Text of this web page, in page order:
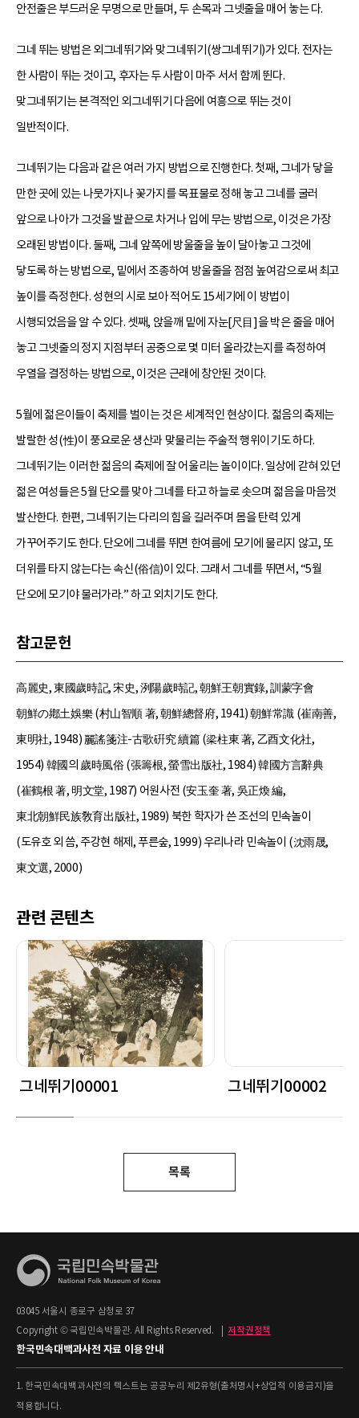
안전줄은 부드러운 무명으로 만들며, 두 손목과 그넷줄을 매어 놓는 다.
그네 뛰는 방법은 외그네뛰기와 맞그네뛰기(쌍그네뛰기)가 있다. 전자는
한 사람이 뛰는 것이고, 후자는 두 사람이 마주 서서 함께 뛴다.
맞그네뛰기는 본격적인 외그네뛰기 다음에 여흥으로 뛰는 것이
일반적이다.
그네뛰기는 다음과 같은 여러 가지 방법으로 진행한다. 첫째, 그네가 닿을
만한 곳에 있는 나뭇가지나 꽃가지를 목표물로 정해 놓고 그네를 굴러
앞으로 나아가 그것을 발끝으로 차거나 입에 무는 방법으로, 이것은 가장
오래된 방법이다. 둘째, 그네 앞쪽에 방울줄을 높이 달아놓고 그것에
닿도록 하는 방법으로, 밑에서 조종하여 방울줄을 점점 높여감으로써 최고
높이를 측정한다. 성현의 시로 보아 적어도 15세기에 이 방법이
시행되었음을 알 수 있다. 셋째, 앉을깨 밑에 자눈[尺目]을 박은 줄을 매어
놓고 그넷줄의 정지 지점부터 공중으로 몇 미터 올라갔는지를 측정하여
우열을 결정하는 방법으로, 이것은 근래에 창안된 것이다.
5월에 젊은이들이 축제를 벌이는 것은 세계적인 현상이다. 젊음의 축제는
발랄한 성(性)이 풍요로운 생산과 맞물리는 주술적 행위이기도 하다.
그네뛰기는 이러한 젊음의 축제에 잘 어울리는 놀이이다. 일상에 갇혀 있던
젊은 여성들은 5월 단오를 맞아 그네를 타고 하늘로 솟으며 젊음을 마음껏
발산한다. 한편, 그네뛰기는 다리의 힘을 길러주며 몸을 탄력 있게
가꾸어주기도 한다. 단오에 그네를 뛰면 한여름에 모기에 물리지 않고, 또
더위를 타지 않는다는 속신(俗信)이 있다. 그래서 그네를 뛰면서, “5월
단오에 모기야 물러가라.” 하고 외치기도 한다.
참고문헌
高麗史, 東國歲時記, 宋史, 洌陽歲時記, 朝鮮王朝實錄, 訓蒙字會
朝鮮の鄕土娛樂 (村山智順 著, 朝鮮總督府, 1941) 朝鮮常識 (崔南善,
東明社, 1948) 麗謠箋注-古歌硏究 續篇 (梁柱東 著, 乙酉文化社,
1954) 韓國의 歲時風俗 (張籌根, 螢雪出版社, 1984) 韓國方言辭典
(崔鶴根 著, 明文堂, 1987) 어원사전 (安玉奎 著, 吳正煥 編,
東北朝鮮民族敎育出版社, 1989) 북한 학자가 쓴 조선의 민속놀이
(도유호 외 씀, 주강현 해제, 푸른숲, 1999) 우리나라 민속놀이 (沈雨晟,
東文選, 2000)
관련 콘텐츠
그네뛰기00001 그네뛰기00002
목록
03045 서울시 종로구 삼청로 37
Copyright © 국립민속박물관. All Rights Reserved.
저작권정책
한국민속대백과사전 자료 이용 안내
1. 한국민속대백과사전의 텍스트는 공공누리 제2유형(출처명시+상업적 이용금지)을
적용합니다.